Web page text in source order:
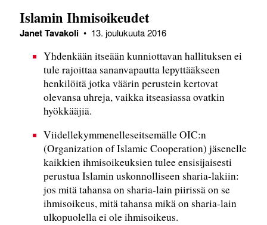
Islamin Ihmisoikeudet
Janet Tavakoli • 13. joulukuuta 2016
Yhdenkään itseään kunniottavan hallituksen ei
tule rajoittaa sananvapautta lepyttääkseen
henkilöitä jotka väärin perustein kertovat
olevansa uhreja, vaikka itseasiassa ovatkin
hyökkääjiä.
Viidellekymmenelleseitsemälle OIC:n
(Organization of Islamic Cooperation) jäsenelle
kaikkien ihmisoikeuksien tulee ensisijaisesti
perustua Islamin uskonnolliseen sharia-lakiin:
jos mitä tahansa on sharia-lain piirissä on se
ihmisoikeus, mitä tahansa mikä on sharia-lain
ulkopuolella ei ole ihmisoikeus.